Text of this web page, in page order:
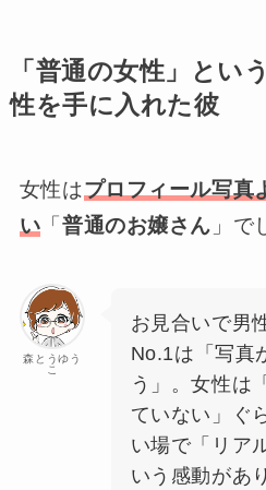
「普通の女性」とい
性を手に入れた彼
女性はプロフィール写真
い 「普通のお嬢さん 」で
森とうゆう
こ
お見合いで男
No.1は「写真
う」。女性は
ていない」ぐ
い場で「リア
いう感動があ